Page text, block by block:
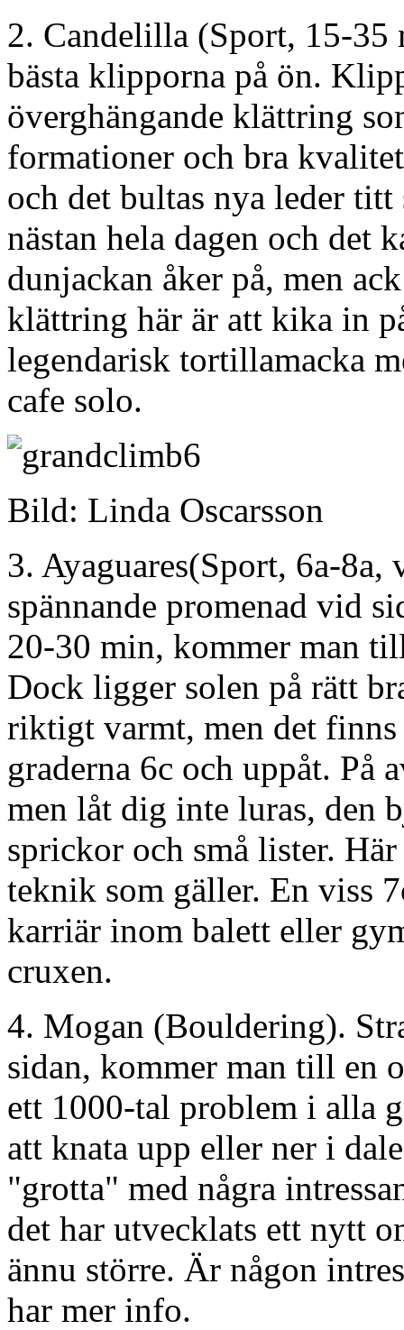
2. Candelilla (Sport, 15-35
bästa klipporna på ön.
överghängande klättring
formationer och bra
och det bultas nya leder
nästan hela dagen och det
dunjackan åker på, men
klättring här är att kika in
legendarisk tortillamacka
cafe solo.
Bild: Linda Oscarsson
3. Ayaguares(Sport, 6a-
spännande promenad vid
20-30 min, kommer man
Dock ligger solen på rätt
riktigt varmt, men det
graderna 6c och uppåt. På
men låt dig inte luras, den
sprickor och små lister.
teknik som gäller. En viss
karriär inom balett eller
cruxen.
4. Mogan (Bouldering).
sidan, kommer man till en
ett 1000-tal problem i alla
att knata upp eller ner i
"grotta" med några
det har utvecklats ett nytt
ännu större. Är någon
har mer info.